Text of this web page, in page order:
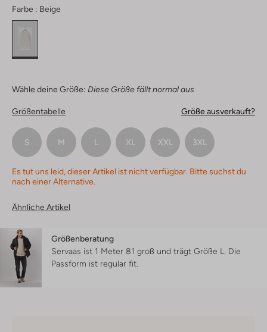
Farbe : Beige
Wähle deine Größe: Diese Größe fällt normal aus
Größentabelle Größe ausverkauft?
S M L XL XXL 3XL
Es tut uns leid, dieser Artikel ist nicht verfügbar. Bitte suchst du
nach einer Alternative.
Ähnliche Artikel
Größenberatung
Servaas ist 1 Meter 81 groß und trägt Größe L. Die
Passform ist regular fit